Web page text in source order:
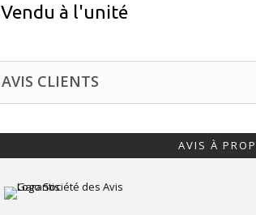
Vendu à l'unité
AVIS CLIENTS
AVIS À